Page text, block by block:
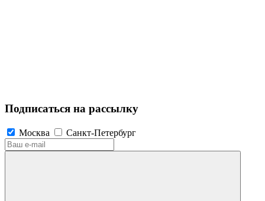
Подписаться на рассылку
Москва Санкт-Петербург